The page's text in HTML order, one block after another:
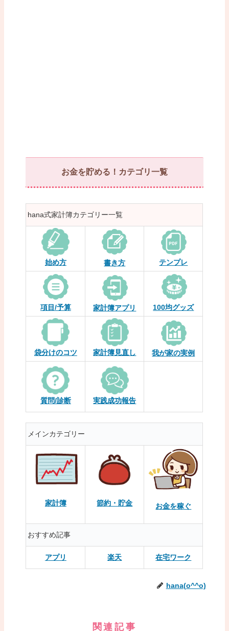
お金を貯める！カテゴリ一覧
hana式家計簿カテゴリー一覧
始め方 書き方 テンプレ
項目/予算 家計簿アプリ 100均グッズ
袋分けのコツ 家計簿見直し 我が家の実例
質問/診断 実践成功報告
メインカテゴリー
家計簿 節約・貯金 お金を稼ぐ
おすすめ記事
アプリ 楽天 在宅ワーク
hana(o^^o)
関連記事